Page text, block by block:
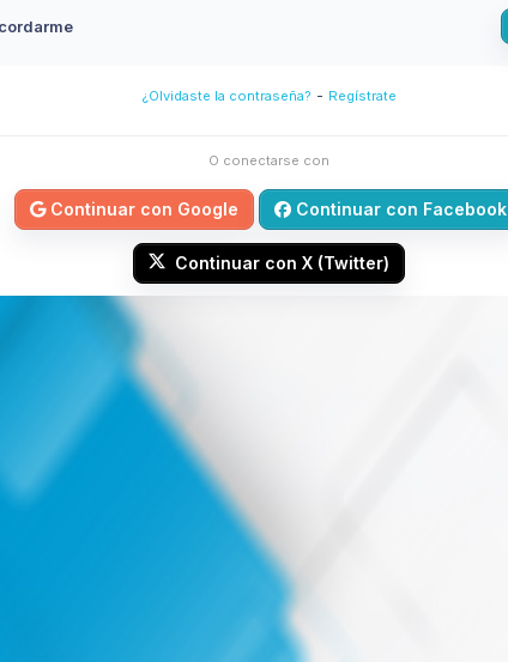
¿Olvidaste la contraseña? - Regístrate
O conectarse con
Continuar con Google Continuar con Facebook
Continuar con X (Twitter)